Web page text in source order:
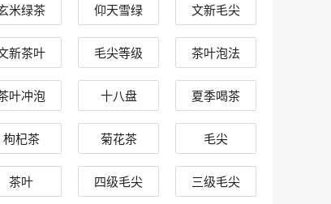
米绿茶 仰天雪绿 文新毛尖
新茶叶 毛尖等级 茶叶泡法
叶冲泡 十八盘 夏季喝茶
枸杞茶 菊花茶 毛尖
茶叶 四级毛尖 三级毛尖